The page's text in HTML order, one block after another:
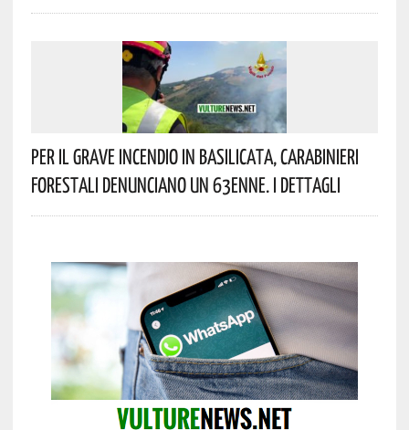
Per Il Grave Incendio In Basilicata, Carabinieri
Forestali Denunciano Un 63enne. I Dettagli